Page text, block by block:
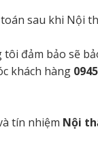
sau khi Nội
đảm bảo sẽ
khách hàng
tín nhiệm Nội